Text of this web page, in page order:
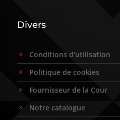
Divers
9 Conditions d'utilisation
9 Politique de cookies
9 Fournisseur de la Cour
9 Notre catalogue